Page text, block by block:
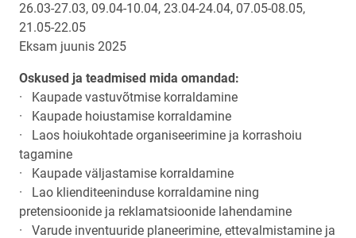
26.03-27.03, 09.04-10.04, 23.04-24.04, 07.05-08.05,
21.05-22.05
Eksam juunis 2025
Oskused ja teadmised mida omandad:
· Kaupade vastuvõtmise korraldamine
· Kaupade hoiustamise korraldamine
· Laos hoiukohtade organiseerimine ja korrashoiu
tagamine
· Kaupade väljastamise korraldamine
· Lao klienditeeninduse korraldamine ning
pretensioonide ja reklamatsioonide lahendamine
· Varude inventuuride planeerimine, ettevalmistamine ja